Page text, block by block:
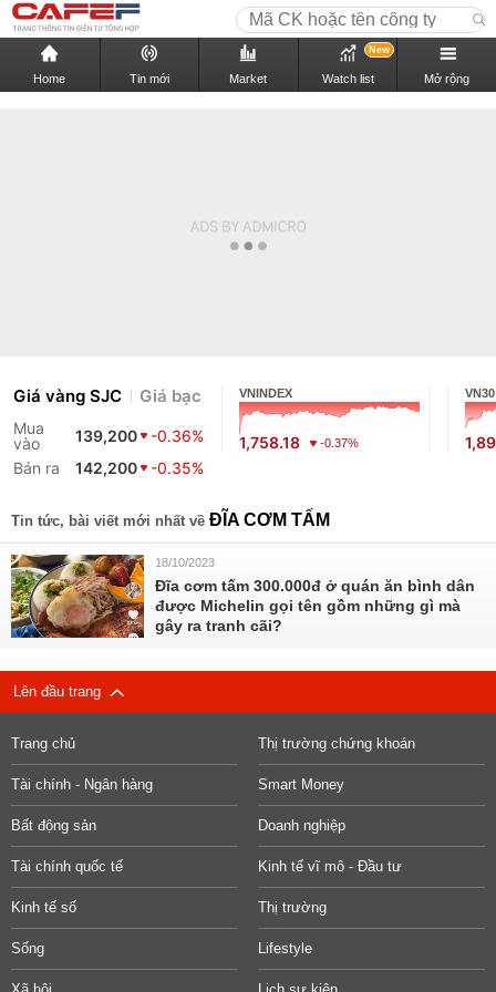
Home Tin mới Market Watch list
New
Mở rộng
Giá vàng SJC Giá bạc
Mua
vào
139,200
-0.36%
Bán ra
142,200 -0.35%
VNINDEX
1,758.18 -0.37%
VN30
Tin tức, bài viết mới nhất về ĐĨA CƠM TẤM
18/10/2023
Đĩa cơm tấm 300.000đ ở quán ăn bình dân
được Michelin gọi tên gồm những gì mà
gây ra tranh cãi?
Lên đầu trang
Trang chủ Thị trường chứng khoán
Tài chính - Ngân hàng Smart Money
Bất động sản Doanh nghiệp
Tài chính quốc tế Kinh tế vĩ mô - Đầu tư
Kinh tế số Thị trường
Sống Lifestyle